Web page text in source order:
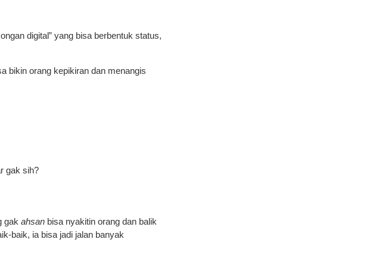
digital” yang bisa berbentuk status,
bikin orang kepikiran dan menangis
gak sih?
gak ahsan bisa nyakitin orang dan balik
baik, ia bisa jadi jalan banyak